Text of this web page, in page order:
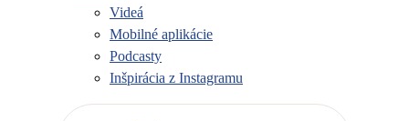
Videá
Mobilné aplikácie
Podcasty
Inšpirácia z Instagramu